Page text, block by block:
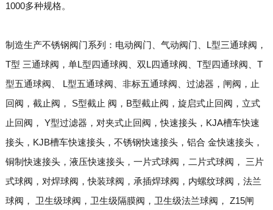
1000多种规格。
制造生产不锈钢阀门系列：电动阀门、气动阀门、L型三通球阀，
T型 三通球阀，单L型四通球阀、双L四通球阀、T型四通球阀、T
型五通球阀、 L型五通球阀、非标五通球阀、过滤器，闸阀，止
回阀，截止阀， S型截止 阀，B型截止阀，旋启式止回阀，立式
止回阀， Y型过滤器，对夹式止回阀，快速接头，KJA槽车快速
接头，KJB槽车快速接头，不锈钢快速接头，铝合 金快速接头，
铜制快速接头，液压快速接头，一片式球阀，二片式球阀， 三片
式球阀，对焊球阀，快装球阀，承插焊球阀，内螺纹球阀，法兰
球阀， 卫生级球阀，卫生级隔膜阀，卫生级法兰球阀， Z15闸